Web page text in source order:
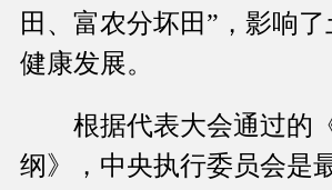
田、富农分坏田”，影响
健康发展。
根据代表大会通过的
纲》，中央执行委员会是